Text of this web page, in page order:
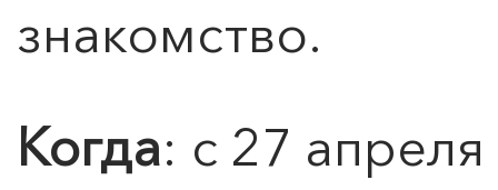
знакомство.
Когда: с 27
0">
ЧТО ЗНАЕТ О ЛЮБВИ